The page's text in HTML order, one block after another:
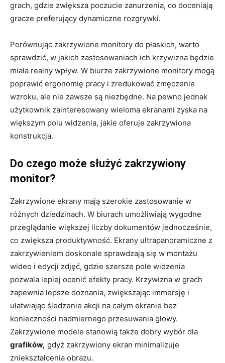
grach, gdzie zwiększa poczucie zanurzenia, co doceniają
gracze preferujący dynamiczne rozgrywki.
Porównując zakrzywione monitory do płaskich, warto
sprawdzić, w jakich zastosowaniach ich krzywizna będzie
miała realny wpływ. W biurze zakrzywione monitory mogą
poprawić ergonomię pracy i zredukować zmęczenie
wzroku, ale nie zawsze są niezbędne. Na pewno jednak
użytkownik zainteresowany wieloma ekranami zyska na
większym polu widzenia, jakie oferuje zakrzywiona
konstrukcja.
Do czego może służyć zakrzywiony
monitor?
Zakrzywione ekrany mają szerokie zastosowanie w
różnych dziedzinach. W biurach umożliwiają wygodne
przeglądanie większej liczby dokumentów jednocześnie,
co zwiększa produktywność. Ekrany ultrapanoramiczne z
zakrzywieniem doskonale sprawdzają się w montażu
wideo i edycji zdjęć, gdzie szersze pole widzenia
pozwala lepiej ocenić efekty pracy. Krzywizna w grach
zapewnia lepsze doznania, zwiększając immersję i
ułatwiając śledzenie akcji na całym ekranie bez
konieczności nadmiernego przesuwania głowy.
Zakrzywione modele stanowią także dobry wybór dla
grafików, gdyż zakrzywiony ekran minimalizuje
zniekształcenia obrazu.